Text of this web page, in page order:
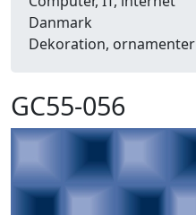
Danmark
Dekoration, ornamenter
Efterår
Energi, miljø, økologi
Fænomener, begreber
Fastelavn, karneval
GC55-056